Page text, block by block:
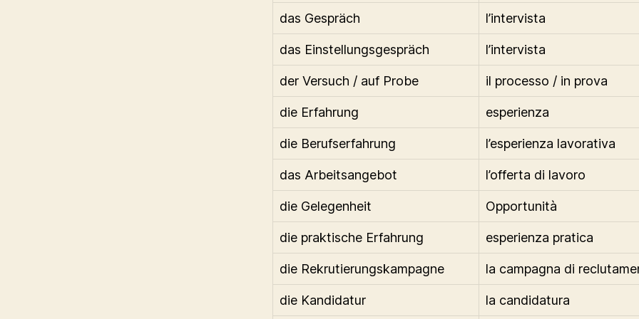
das Gespräch l’intervista
das Einstellungsgespräch l’intervista
der Versuch / auf Probe il processo / in prova
die Erfahrung esperienza
die Berufserfahrung l’esperienza lavorativa
das Arbeitsangebot l’offerta di lavoro
die Gelegenheit Opportunità
die praktische Erfahrung esperienza pratica
die Rekrutierungskampagne la campagna di
die Kandidatur la candidatura